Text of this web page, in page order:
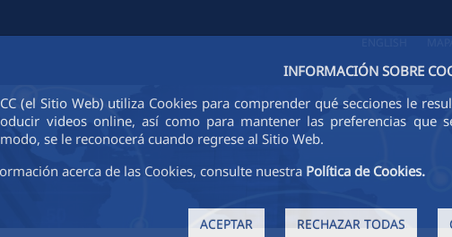
INFORMACIÓN SOBRE
(el Sitio Web) utiliza Cookies para comprender qué secciones le
videos online, así como para mantener las preferencias que
se le reconocerá cuando regrese al Sitio Web.
acerca de las Cookies, consulte nuestra Política de Cookies.
ACEPTAR RECHAZAR TODAS